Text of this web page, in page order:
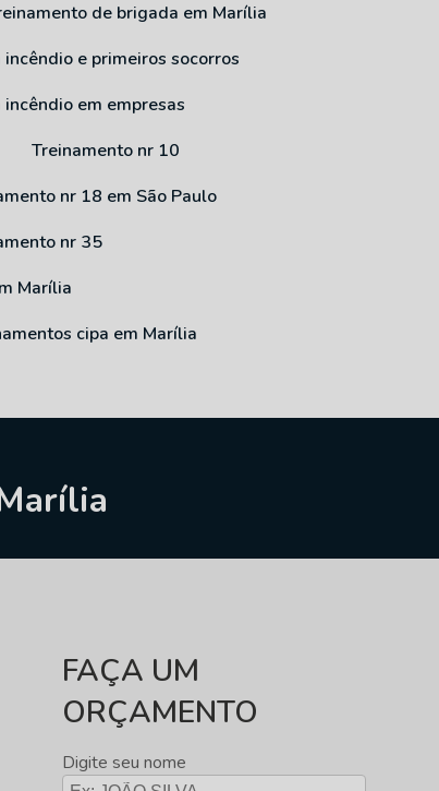
de brigada em Marília
incêndio e primeiros socorros
incêndio em empresas
Treinamento nr 10
nr 18 em São Paulo
nr 35
Marília
cipa em Marília
FAÇA UM
ORÇAMENTO
Digite seu nome